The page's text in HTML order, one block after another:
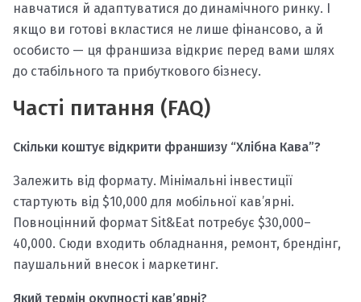
навчатися й адаптуватися до динамічного ринку. І
якщо ви готові вкластися не лише фінансово, а й
особисто — ця франшиза відкриє перед вами шлях
до стабільного та прибуткового бізнесу.
Часті питання (FAQ)
Скільки коштує відкрити франшизу “Хлібна Кава”?
Залежить від формату. Мінімальні інвестиції
стартують від $10,000 для мобільної кав’ярні.
Повноцінний формат Sit&Eat потребує $30,000–
40,000. Сюди входить обладнання, ремонт, брендінг,
паушальний внесок і маркетинг.
Який термін окупності кав’ярні?